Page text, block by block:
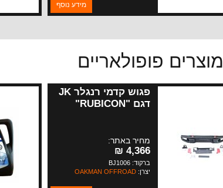
מידע נוסף
מוצרים פופולאריים
פגוש קדמי רנגלר JK
דגם "RUBICON"
מחיר באתר:
4,366 ₪
ברקוד: BJ1006
יצרן: OAKMAN OFFROAD